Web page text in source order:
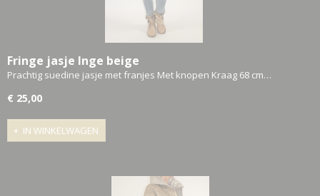
Fringe jasje Inge beige
Prachtig suedine jasje met franjes Met knopen Kraag 68 cm…
€ 25,00
IN WINKELWAGEN